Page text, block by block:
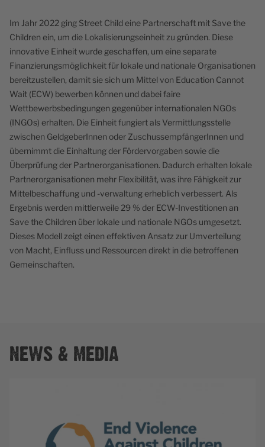
Im Jahr 2022 ging Street Child eine Partnerschaft mit Save the
Children ein, um die Lokalisierungseinheit zu gründen. Diese
innovative Einheit wurde geschaffen, um eine separate
Finanzierungsmöglichkeit für lokale und nationale Organisationen
bereitzustellen, damit sie sich um Mittel von Education Cannot
Wait (ECW) bewerben können und dabei faire
Wettbewerbsbedingungen gegenüber internationalen NGOs
(INGOs) erhalten. Die Einheit fungiert als Vermittlungsstelle
zwischen GeldgeberInnen oder ZuschussempfängerInnen und
übernimmt die Einhaltung der Fördervorgaben sowie die
Überprüfung der Partnerorganisationen. Dadurch erhalten lokale
Partnerorganisationen mehr Flexibilität, was ihre Fähigkeit zur
Mittelbeschaffung und -verwaltung erheblich verbessert. Als
Ergebnis werden mittlerweile 29 % der ECW-Investitionen an
Save the Children über lokale und nationale NGOs umgesetzt.
Dieses Modell zeigt einen effektiven Ansatz zur Umverteilung
von Macht, Einfluss und Ressourcen direkt in die betroffenen
Gemeinschaften.
NEWS & MEDIA